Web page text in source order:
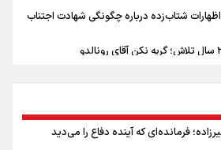
اظهارات شتاب‌زده درباره چگونگی شهادت اجتناب
هنر ایرانی
با صحبت‌های علی دایی نداشت/
تعریف کنند!
فرمانده‌ای که آینده دفاع را می‌دید